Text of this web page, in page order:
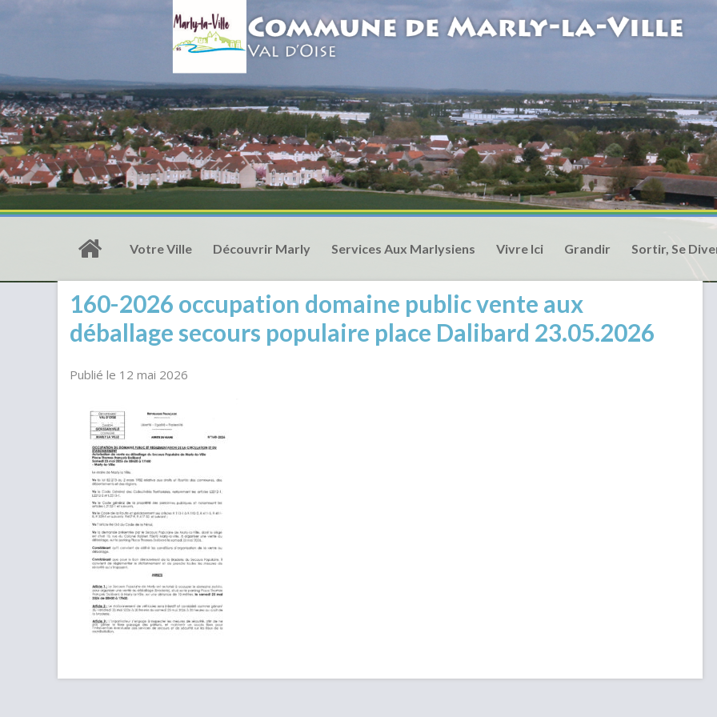
Votre Ville Découvrir Marly Services Aux Marlysiens Vivre Ici Grandir Sortir, Se
160-2026 occupation domaine public vente aux
déballage secours populaire place Dalibard 23.05.2026
Publié le 12 mai 2026